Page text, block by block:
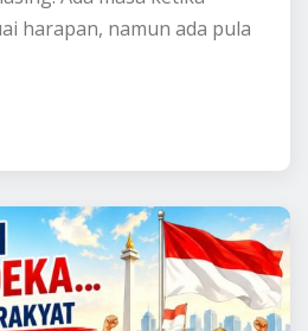
Jul 31, 2026 0
Ada masa ketika
harapan, namun ada pula